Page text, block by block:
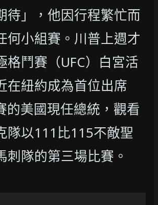
待」，他因行程繁忙而
何小組賽。川普上週才
格鬥賽（UFC）白宮活
在紐約成為首位出席
的美國現任總統，觀看
隊以111比115不敵聖
刺隊的第三場比賽。